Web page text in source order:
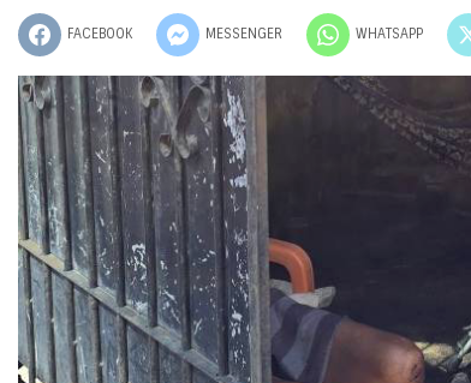
FACEBOOK MESSENGER WHATSAPP